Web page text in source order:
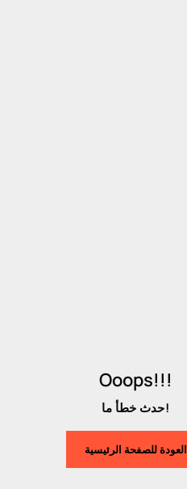
Ooops!!!
حدث خطأ ما!
العودة للصفحة الرئيسية